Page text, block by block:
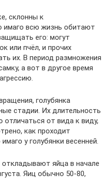
склонны к
имаго всю жизнь обитают
его: могут
или пчёл, и прочих
их. В период размножения
а вот в другое время
голубянка
стадии. Их длительность
отличаться от вида к виду,
как проходит
у голубянки весенней.
откладывают яйца в начале
Яиц обычно 50-80,